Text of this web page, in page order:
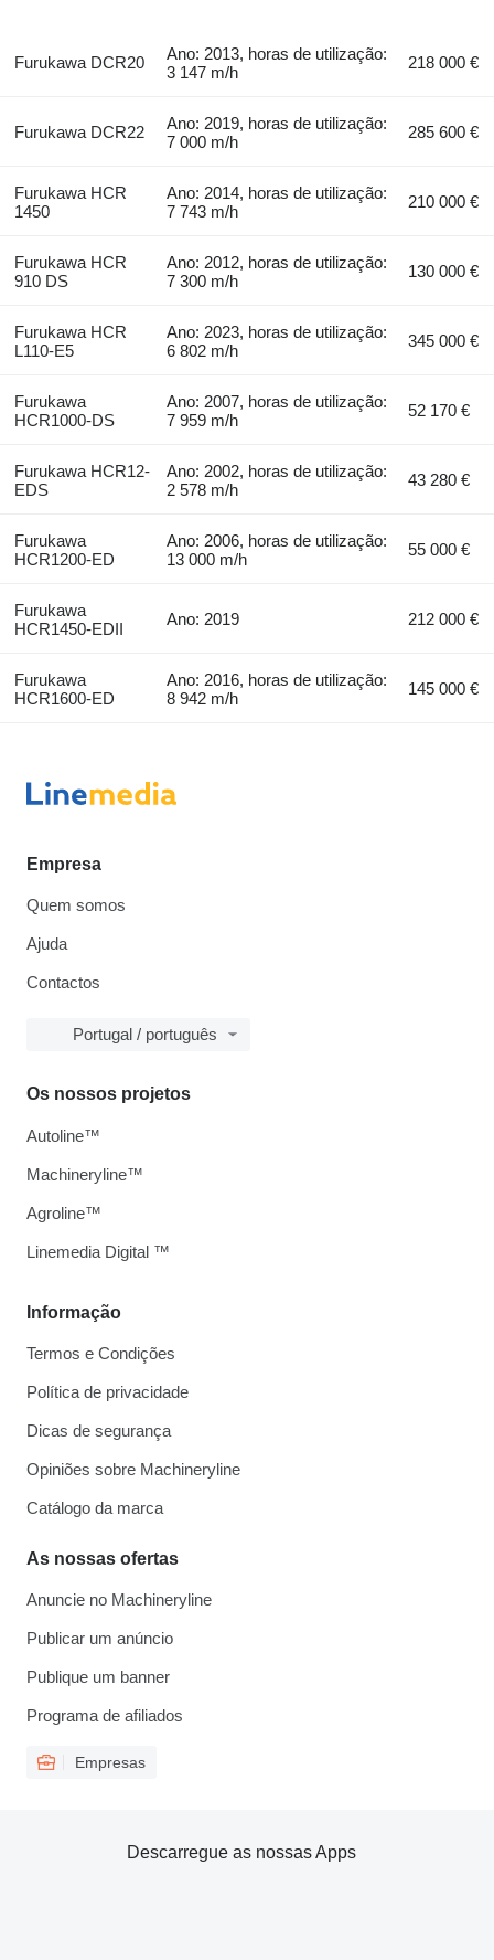
Furukawa DCR20
Ano: 2013, horas de utilização:
3 147 m/h
218 000 €
Furukawa DCR22
Ano: 2019, horas de utilização:
7 000 m/h
285 600 €
Furukawa HCR
1450
Ano: 2014, horas de utilização:
7 743 m/h
210 000 €
Furukawa HCR
910 DS
Ano: 2012, horas de utilização:
7 300 m/h
130 000 €
Furukawa HCR
L110-E5
Ano: 2023, horas de utilização:
6 802 m/h
345 000 €
Furukawa
HCR1000-DS
Ano: 2007, horas de utilização:
7 959 m/h
52 170 €
Furukawa HCR12-
EDS
Ano: 2002, horas de utilização:
2 578 m/h
43 280 €
Furukawa
HCR1200-ED
Ano: 2006, horas de utilização:
13 000 m/h
55 000 €
Furukawa
HCR1450-EDII
Ano: 2019 212 000 €
Furukawa
HCR1600-ED
Ano: 2016, horas de utilização:
8 942 m/h
145 000 €
Empresa
Quem somos
Ajuda
Contactos
Portugal / português
Informação
Termos e Condições
Política de privacidade
Dicas de segurança
Opiniões sobre Machineryline
Catálogo da marca
As nossas ofertas
Anuncie no Machineryline
Publicar um anúncio
Publique um banner
Programa de afiliados
Empresas
Os nossos projetos
Autoline™
Machineryline™
Agroline™
Linemedia Digital ™
Descarregue as nossas Apps